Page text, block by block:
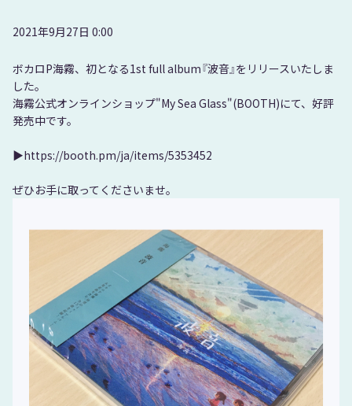
2021年9月27日 0:00
ボカロP海霧、初となる1st full album『波音』をリリースいたしま
した。
海霧公式オンラインショップ"My Sea Glass"(BOOTH)にて、好評
発売中です。
▶︎https://booth.pm/ja/items/5353452
ぜひお手に取ってくださいませ。